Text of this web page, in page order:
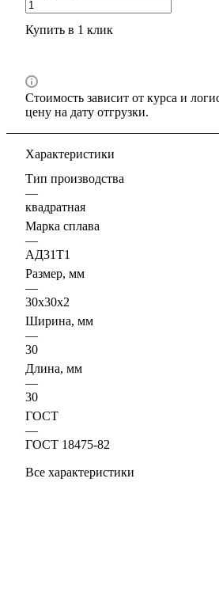
Купить в 1 клик
Стоимость зависит от курса и
цену на дату отгрузки.
Характеристики
Тип производства
—
квадратная
Марка сплава
—
АД31Т1
Размер, мм
—
30х30х2
Ширина, мм
—
30
Длина, мм
—
30
ГОСТ
—
ГОСТ 18475-82
Все характеристики